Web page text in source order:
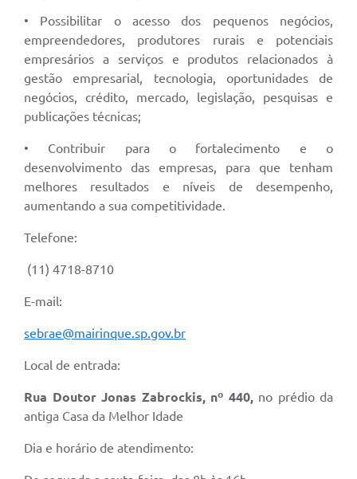
• Possibilitar o acesso dos pequenos negócios,
empreendedores, produtores rurais e potenciais
empresários a serviços e produtos relacionados à
gestão empresarial, tecnologia, oportunidades de
negócios, crédito, mercado, legislação, pesquisas e
publicações técnicas;
• Contribuir para o fortalecimento e o
desenvolvimento das empresas, para que tenham
melhores resultados e níveis de desempenho,
aumentando a sua competitividade.
Telefone:
(11) 4718-8710
E-mail:
sebrae@mairinque.sp.gov.br
Local de entrada:
Rua Doutor Jonas Zabrockis, nº 440,no prédio da
antiga Casa da Melhor Idade
Dia e horário de atendimento: